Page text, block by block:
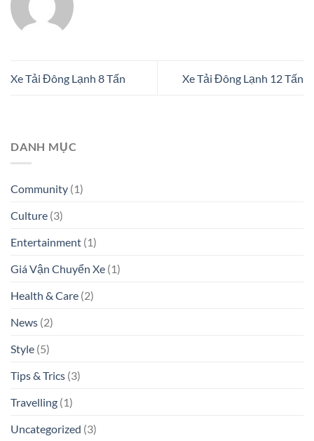
Xe Tải Đông Lạnh 8 Tấn Xe Tải Đông Lạnh 12 Tấn
DANH MỤC
Community (1)
Culture (3)
Entertainment (1)
Giá Vận Chuyển Xe (1)
Health & Care (2)
News (2)
Style (5)
Tips & Trics (3)
Travelling (1)
Uncategorized (3)